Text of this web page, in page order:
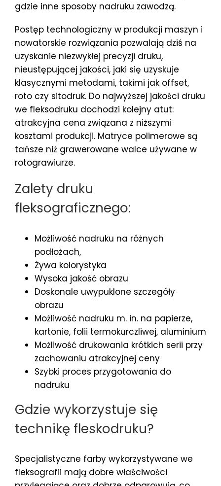
gdzie inne sposoby nadruku zawodzą.
Postęp technologiczny w produkcji maszyn i
nowatorskie rozwiązania pozwalają dziś na
uzyskanie niezwykłej precyzji druku,
nieustępującej jakości, jaki się uzyskuje
klasycznymi metodami, takimi jak offset,
roto czy sitodruk. Do najwyższej jakości druku
we fleksodruku dochodzi kolejny atut:
atrakcyjna cena związana z niższymi
kosztami produkcji. Matryce polimerowe są
tańsze niż grawerowane walce używane w
rotograwiurze.
Zalety druku
fleksograficznego:
Możliwość nadruku na różnych
podłożach,
Żywa kolorystyka
Wysoka jakość obrazu
Doskonale uwypuklone szczegóły
obrazu
Możliwość nadruku m. in. na papierze,
kartonie, folii termokurczliwej, aluminium
Możliwość drukowania krótkich serii przy
zachowaniu atrakcyjnej ceny
Szybki proces przygotowania do
nadruku
Gdzie wykorzystuje się
technikę fleskodruku?
Specjalistyczne farby wykorzystywane we
fleksografii mają dobre właściwości